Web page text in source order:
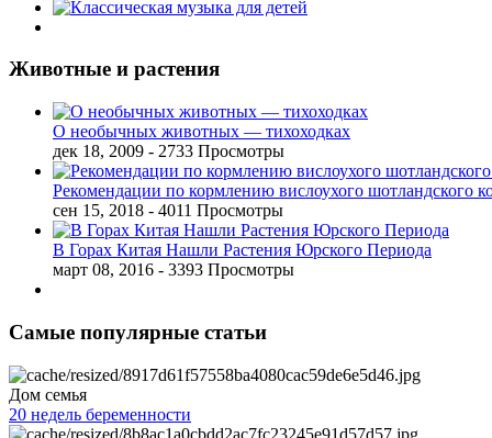
Животные и растения
О необычных животных — тихоходках
дек 18, 2009 - 2733 Просмотры
Рекомендации по кормлению вислоухого шотландского
сен 15, 2018 - 4011 Просмотры
В Горах Китая Нашли Растения Юрского Периода
март 08, 2016 - 3393 Просмотры
Самые популярные статьи
Дом семья
20 недель беременности